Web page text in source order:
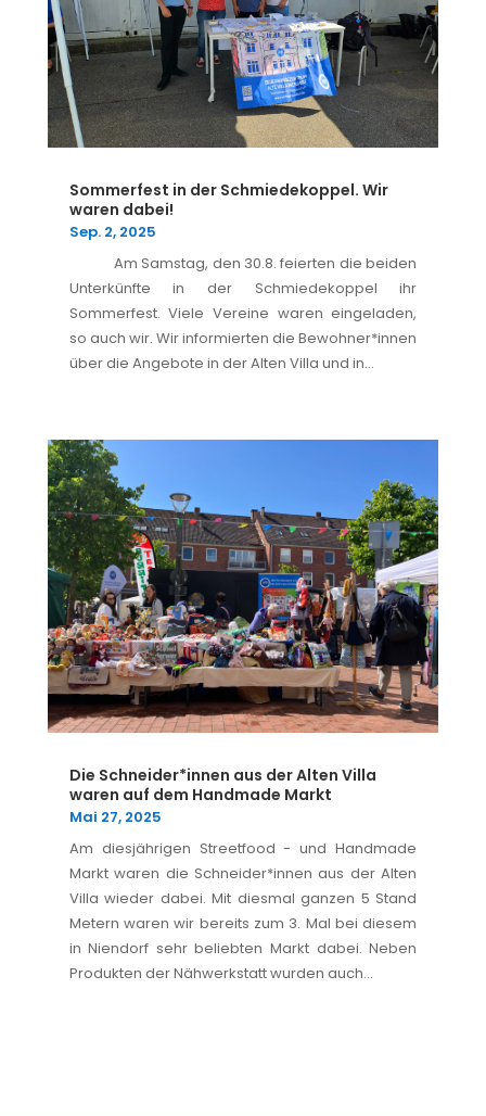
Sommerfest in der Schmiedekoppel. Wir
waren dabei!
Sep. 2, 2025
Am Samstag, den 30.8. feierten die beiden
Unterkünfte in der Schmiedekoppel ihr
Sommerfest. Viele Vereine waren eingeladen,
so auch wir. Wir informierten die Bewohner*innen
über die Angebote in der Alten Villa und in...
Die Schneider*innen aus der Alten Villa
waren auf dem Handmade Markt
Mai 27, 2025
Am diesjährigen Streetfood - und Handmade
Markt waren die Schneider*innen aus der Alten
Villa wieder dabei. Mit diesmal ganzen 5 Stand
Metern waren wir bereits zum 3. Mal bei diesem
in Niendorf sehr beliebten Markt dabei. Neben
Produkten der Nähwerkstatt wurden auch...